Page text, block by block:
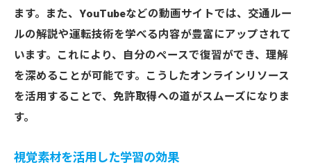
試験前に知っておくべき交通ルールの要点
実技試験のチェックポイント
模擬試験の活用方法とその効果
試験に向けたメンタルの整え方
受験者の体験談から学ぶ成功の秘訣
ます。また、YouTubeなどの動画サイトでは、交通ルー
ルの解説や運転技術を学べる内容が豊富にアップされて
います。これにより、自分のペースで復習ができ、理解
を深めることが可能です。こうしたオンラインリソース
を活用することで、免許取得への道がスムーズになりま
す。
視覚素材を活用した学習の効果